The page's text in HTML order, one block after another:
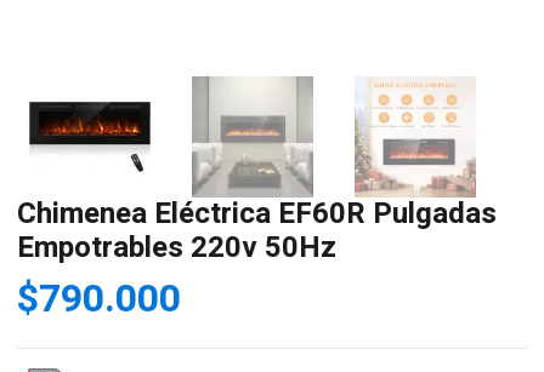
Chimenea Eléctrica EF60R Pulgadas
Empotrables 220v 50Hz
$790.000